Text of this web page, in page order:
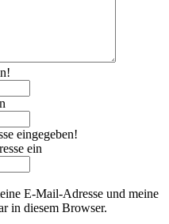
eingegeben!
ein
E-Mail-Adresse und meine
in diesem Browser.